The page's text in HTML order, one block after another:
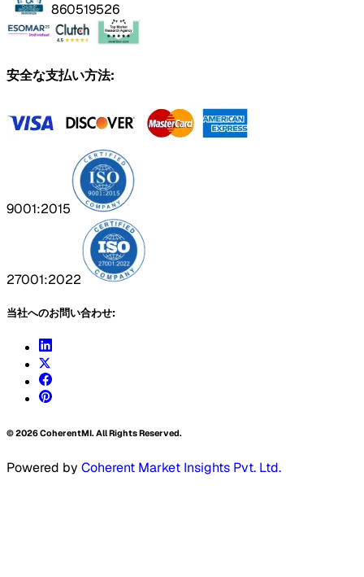
860519526
安全な支払い方法:
9001:2015
27001:2022
当社へのお問い合わせ:
©2026CoherentMI. All Rights Reserved.
Powered by Coherent Market Insights Pvt. Ltd.